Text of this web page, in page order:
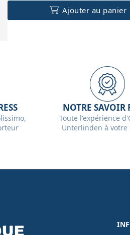
Ajouter au panier
NOTRE SAVOIR
Toute l'expérience
Unterlinden à votre